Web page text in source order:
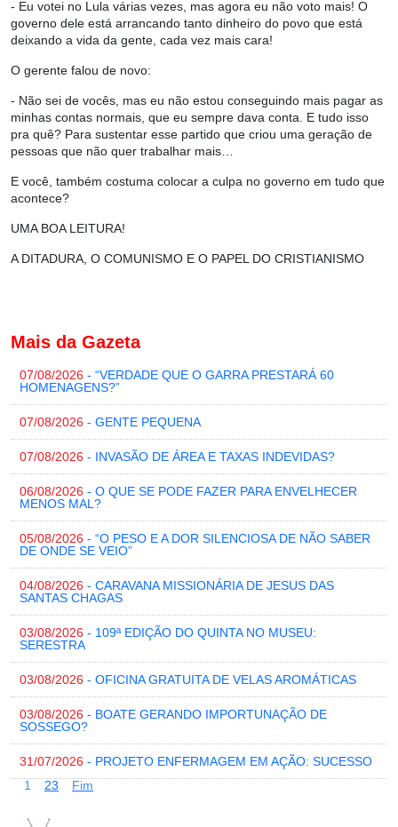
- Eu votei no Lula várias vezes, mas agora eu não voto mais! O
governo dele está arrancando tanto dinheiro do povo que está
deixando a vida da gente, cada vez mais cara!
O gerente falou de novo:
- Não sei de vocês, mas eu não estou conseguindo mais pagar as
minhas contas normais, que eu sempre dava conta. E tudo isso
pra quê? Para sustentar esse partido que criou uma geração de
pessoas que não quer trabalhar mais…
E você, também costuma colocar a culpa no governo em tudo que
acontece?
UMA BOA LEITURA!
A DITADURA, O COMUNISMO E O PAPEL DO CRISTIANISMO
Mais da Gazeta
07/08/2026 - “VERDADE QUE O GARRA PRESTARÁ 60
HOMENAGENS?”
07/08/2026 - GENTE PEQUENA
07/08/2026 - INVASÃO DE ÁREA E TAXAS INDEVIDAS?
06/08/2026 - O QUE SE PODE FAZER PARA ENVELHECER
MENOS MAL?
05/08/2026 - “O PESO E A DOR SILENCIOSA DE NÃO SABER
DE ONDE SE VEIO”
04/08/2026 - CARAVANA MISSIONÁRIA DE JESUS DAS
SANTAS CHAGAS
03/08/2026 - 109ª EDIÇÃO DO QUINTA NO MUSEU:
SERESTRA
03/08/2026 - OFICINA GRATUITA DE VELAS AROMÁTICAS
03/08/2026 - BOATE GERANDO IMPORTUNAÇÃO DE
SOSSEGO?
31/07/2026 - PROJETO ENFERMAGEM EM AÇÃO: SUCESSO
1
23 Fim